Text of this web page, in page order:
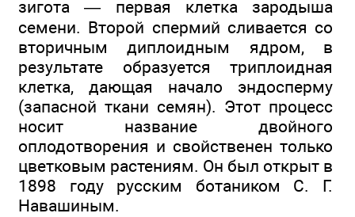
зигота — первая клетка зародыша
семени. Второй спермий сливается со
вторичным диплоидным ядром, в
результате образуется триплоидная
клетка, дающая начало эндосперму
(запасной ткани семян). Этот процесс
носит название двойного
оплодотворения и свойственен только
цветковым растениям. Он был открыт в
1898 году русским ботаником С. Г.
Навашиным.